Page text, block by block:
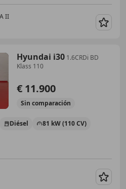
II
Hyundai i30 1.6CRDi BD
Klass 110
€ 11.900
Sin comparación
Diésel 81 kW (110 CV)